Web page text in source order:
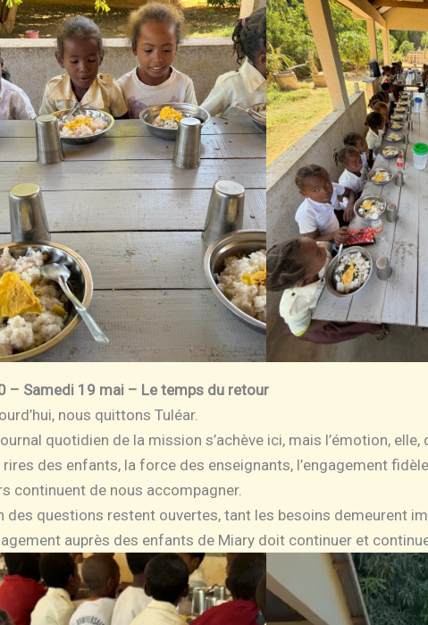
– Samedi 19 mai – Le temps du retour
nous quittons Tuléar.
quotidien de la mission s’achève ici, mais l’émotion,
rires des enfants, la force des enseignants, l’engagement
continuent de nous accompagner.
des questions restent ouvertes, tant les besoins demeurent
auprès des enfants de Miary doit continuer et